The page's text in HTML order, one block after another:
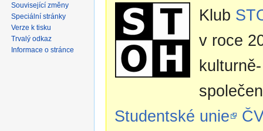
Klub
v roce
kulturně-
Studentské unie
Související změny
Speciální stránky
Verze k tisku
Trvalý odkaz
Informace o stránce